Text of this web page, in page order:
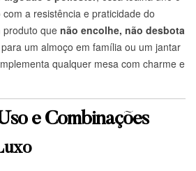
a resistência e praticidade do
produto que não encolhe, não desbota
um almoço em família ou um jantar
qualquer mesa com charme e
e Combinações